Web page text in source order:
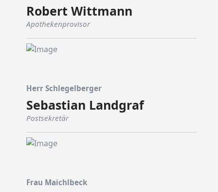
Robert Wittmann
Apothekenprovisor
Herr Schlegelberger
Sebastian Landgraf
Postsekretär
Frau Maichlbeck